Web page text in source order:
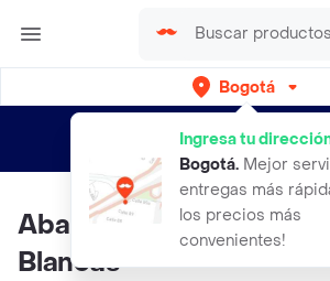
Bogotá
Ingresa tu
Bogotá. Mejor
entregas más
los precios más
convenientes!
envíos gratis por semanas
Abanico Funebre De
Blancas